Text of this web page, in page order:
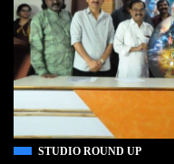
STUDIO ROUND UP